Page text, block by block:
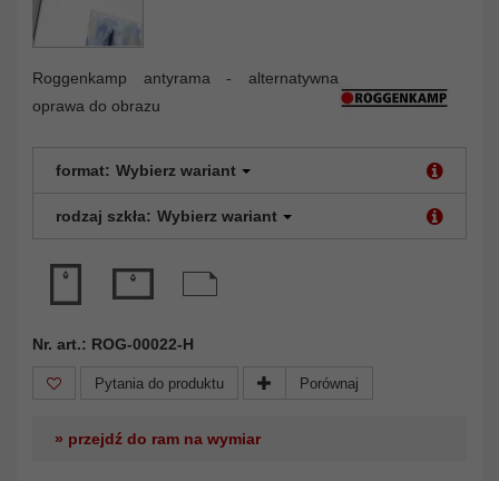
Roggenkamp antyrama - alternatywna
oprawa do obrazu
format: Wybierz wariant
rodzaj szkła: Wybierz wariant
Nr. art.: ROG-00022-H
Pytania do produktu Porównaj
» przejdź do ram na wymiar